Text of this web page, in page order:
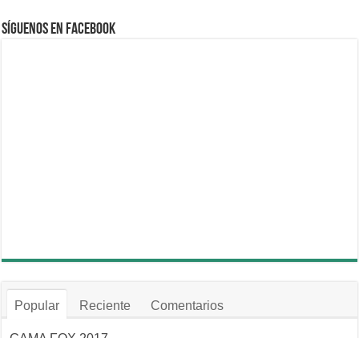
Síguenos en Facebook
Popular Reciente Comentarios